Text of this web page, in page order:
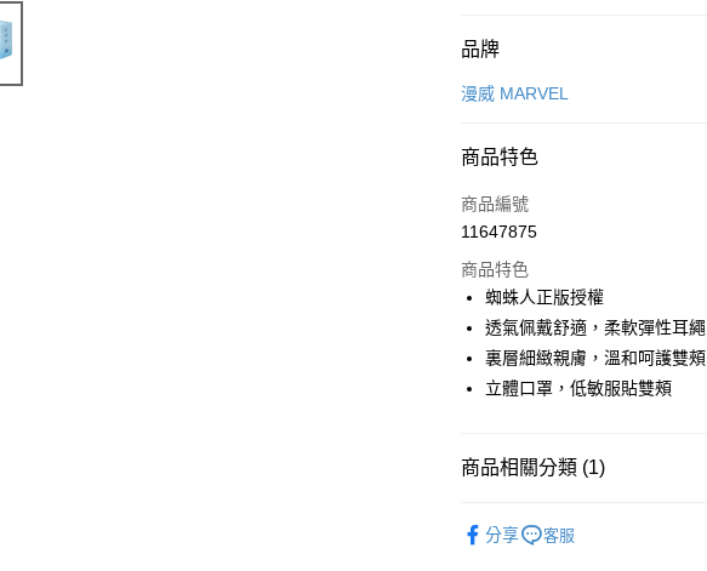
付款方式
信用卡一次付款
Apple Pay
悠遊付
全盈+PAY
ATM付款
品牌
漫威 MARVEL
商品特色
商品編號
11647875
商品特色
蜘蛛人正版授權
透氣佩戴舒適，柔軟彈性耳繩
裏層細緻親膚，溫和呵護雙頰
立體口罩，低敏服貼雙頰
商品相關分類 (1)
分享
客服